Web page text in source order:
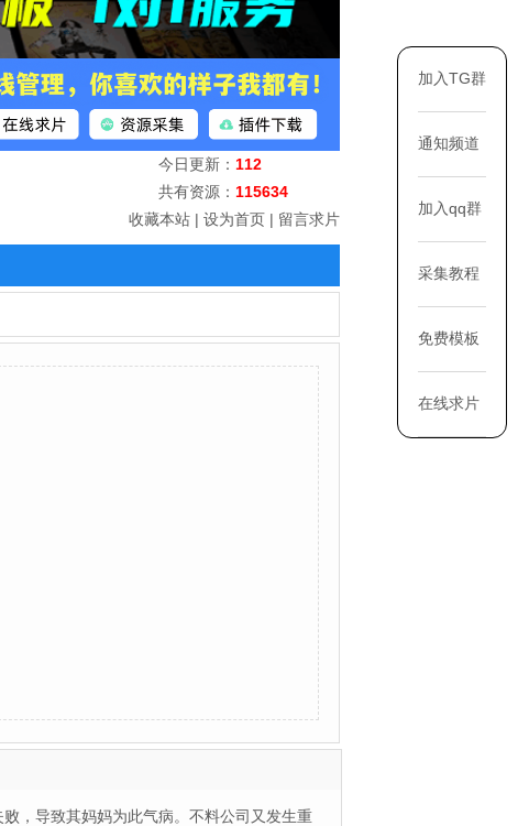
今日更新： 112
共有资源： 115634
收藏本站 | 设为首页 | 留言求片
，导致其妈妈为此气病。不料公司又发生重
加入TG群
通知频道
加入qq群
采集教程
免费模板
在线求片